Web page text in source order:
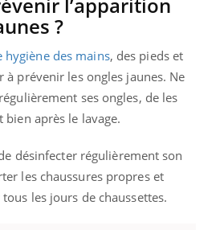
l’apparition
?
hygiène des mains, des pieds et
à prévenir les ongles jaunes. Ne
ses ongles, de les
bien après le lavage.
désinfecter régulièrement son
les chaussures propres et
les jours de chaussettes.